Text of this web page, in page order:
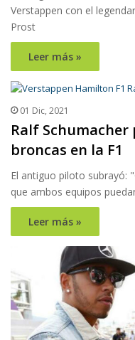
Verstappen con el
Prost
Leer más »
01 Dic, 2021
Ralf
broncas en la F1
El antiguo piloto subrayó:
que ambos equipos
Leer más »